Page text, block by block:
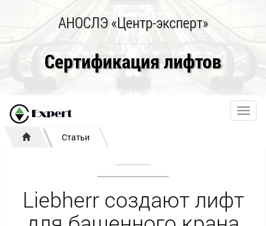
АНОСЛЭ «Центр-эксперт»
Сертификация лифтов
Статьи
Liebherr создают лифт